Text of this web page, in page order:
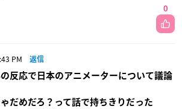
0
PM 返信
反応で日本のアニメーターについて議論
だめだろ？って話で持ちきりだった